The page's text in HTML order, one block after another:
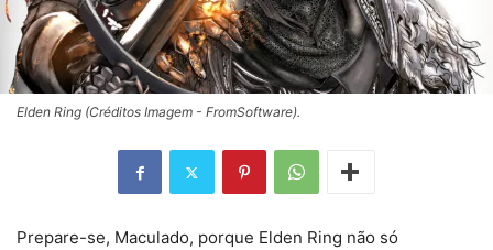
Elden Ring (Créditos Imagem - FromSoftware).
Prepare-se, Maculado, porque Elden Ring não só